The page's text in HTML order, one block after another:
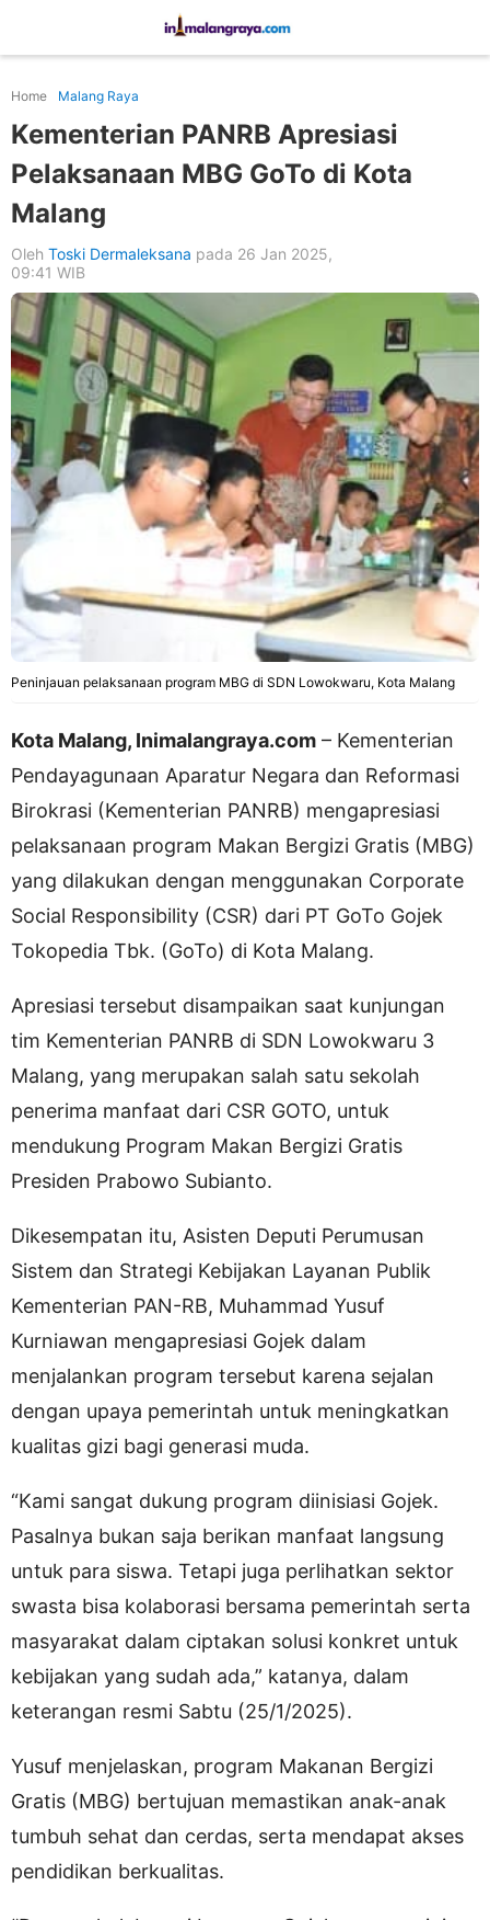
Home Malang Raya
Kementerian PANRB Apresiasi
Pelaksanaan MBG GoTo di Kota
Malang
Oleh Toski Dermaleksana pada 26 Jan 2025,
09:41 WIB
Peninjauan pelaksanaan program MBG di SDN Lowokwaru, Kota Malang
Kota Malang, Inimalangraya.com – Kementerian
Pendayagunaan Aparatur Negara dan Reformasi
Birokrasi (Kementerian PANRB) mengapresiasi
pelaksanaan program Makan Bergizi Gratis (MBG)
yang dilakukan dengan menggunakan Corporate
Social Responsibility (CSR) dari PT GoTo Gojek
Tokopedia Tbk. (GoTo) di Kota Malang.
Apresiasi tersebut disampaikan saat kunjungan
tim Kementerian PANRB di SDN Lowokwaru 3
Malang, yang merupakan salah satu sekolah
penerima manfaat dari CSR GOTO, untuk
mendukung Program Makan Bergizi Gratis
Presiden Prabowo Subianto.
Dikesempatan itu, Asisten Deputi Perumusan
Sistem dan Strategi Kebijakan Layanan Publik
Kementerian PAN-RB, Muhammad Yusuf
Kurniawan mengapresiasi Gojek dalam
menjalankan program tersebut karena sejalan
dengan upaya pemerintah untuk meningkatkan
kualitas gizi bagi generasi muda.
“Kami sangat dukung program diinisiasi Gojek.
Pasalnya bukan saja berikan manfaat langsung
untuk para siswa. Tetapi juga perlihatkan sektor
swasta bisa kolaborasi bersama pemerintah serta
masyarakat dalam ciptakan solusi konkret untuk
kebijakan yang sudah ada,” katanya, dalam
keterangan resmi Sabtu (25/1/2025).
Yusuf menjelaskan, program Makanan Bergizi
Gratis (MBG) bertujuan memastikan anak-anak
tumbuh sehat dan cerdas, serta mendapat akses
pendidikan berkualitas.